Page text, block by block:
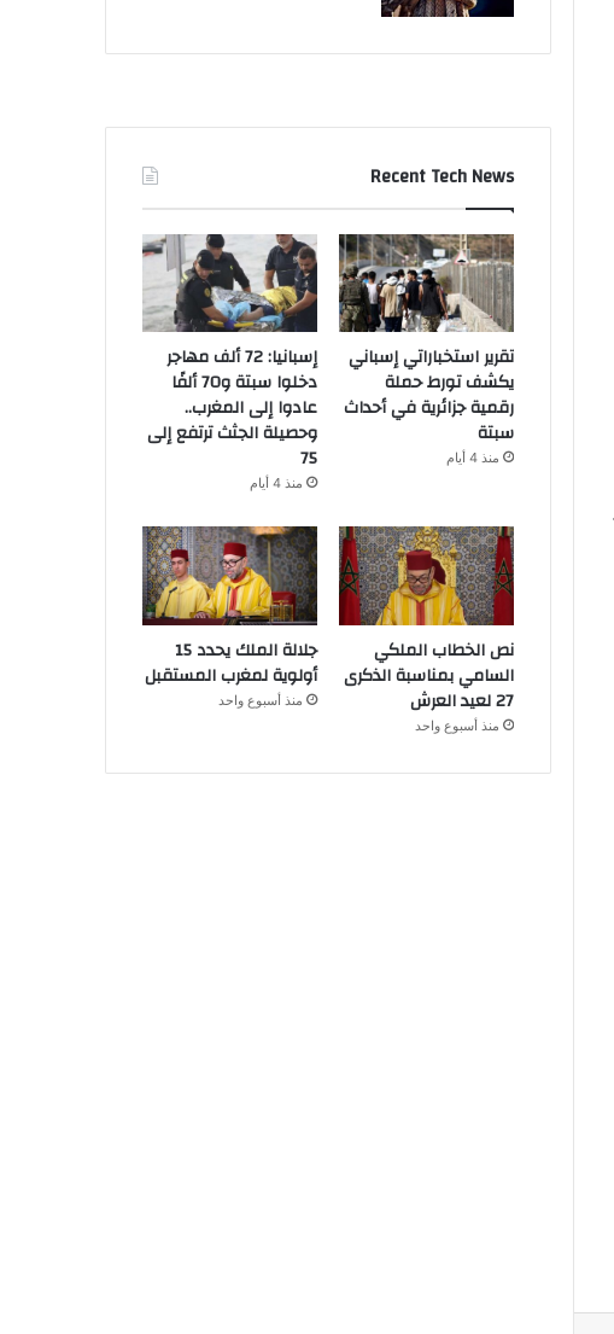
Recent Tech News
تقرير استخباراتي إسباني
يكشف تورط حملة
رقمية جزائرية في أحداث
سبتة
منذ 4 أيام
إسبانيا: 72 ألف مهاجر
دخلوا سبتة و70 ألفًا
عادوا إلى المغرب..
وحصيلة الجثث ترتفع إلى
75
منذ 4 أيام
نص الخطاب الملكي
السامي بمناسبة الذكرى
27 لعيد العرش
منذ أسبوع واحد
جلالة الملك يحدد 15
أولوية لمغرب المستقبل
منذ أسبوع واحد